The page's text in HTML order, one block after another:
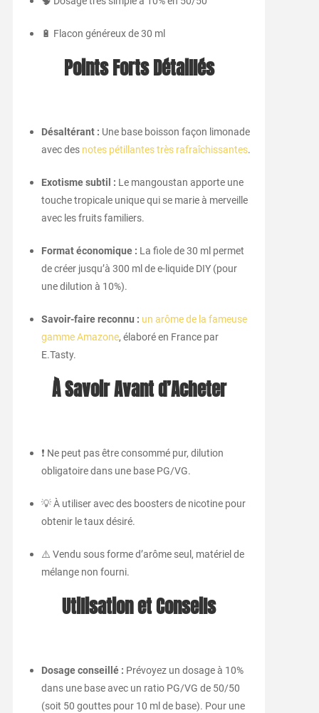
🔋 Flacon généreux de 30 ml
Points Forts Détaillés
Désaltérant : Une base boisson façon limonade
avec des notes pétillantes très rafraîchissantes.
Exotisme subtil : Le mangoustan apporte une
touche tropicale unique qui se marie à merveille
avec les fruits familiers.
Format économique : La fiole de 30 ml permet
de créer jusqu’à 300 ml de e-liquide DIY (pour
une dilution à 10%).
Savoir-faire reconnu : un arôme de la fameuse
gamme Amazone, élaboré en France par
E.Tasty.
À Savoir Avant d’Acheter
❗ Ne peut pas être consommé pur, dilution
obligatoire dans une base PG/VG.
💡 À utiliser avec des boosters de nicotine pour
obtenir le taux désiré.
⚠️ Vendu sous forme d’arôme seul, matériel de
mélange non fourni.
Utilisation et Conseils
Dosage conseillé : Prévoyez un dosage à 10%
dans une base avec un ratio PG/VG de 50/50
(soit 50 gouttes pour 10 ml de base). Pour une